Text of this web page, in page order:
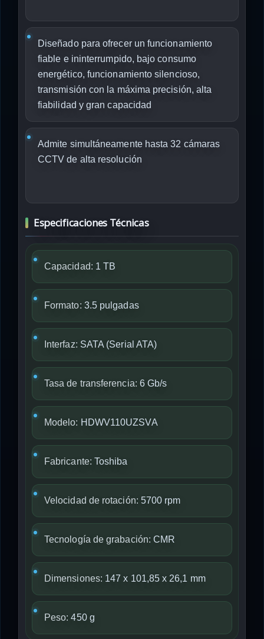
Diseñado para ofrecer un funcionamiento
fiable e ininterrumpido, bajo consumo
energético, funcionamiento silencioso,
transmisión con la máxima precisión, alta
fiabilidad y gran capacidad
Admite simultáneamente hasta 32 cámaras
CCTV de alta resolución
Especificaciones Técnicas
Capacidad: 1 TB
Formato: 3.5 pulgadas
Interfaz: SATA (Serial ATA)
Tasa de transferencia: 6 Gb/s
Modelo: HDWV110UZSVA
Fabricante: Toshiba
Velocidad de rotación: 5700 rpm
Tecnología de grabación: CMR
Dimensiones: 147 x 101,85 x 26,1 mm
Peso: 450 g